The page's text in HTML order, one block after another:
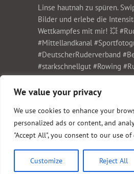
We value your privacy
We use cookies to enhance your
personalized ads or content, and
"Accept All", you consent to our use of
Customize Reject All
Impressumund